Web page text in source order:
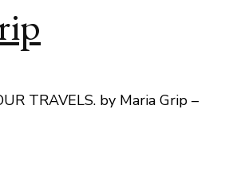
TRAVELS. by Maria Grip –